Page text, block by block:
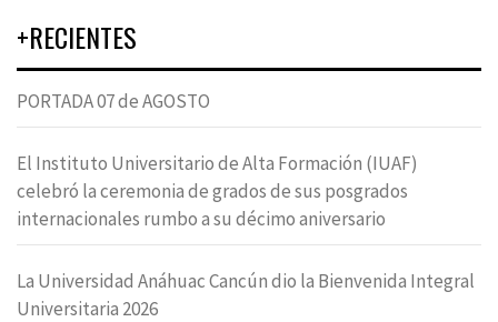
+RECIENTES
PORTADA 07 de AGOSTO
El Instituto Universitario de Alta Formación (IUAF)
celebró la ceremonia de grados de sus posgrados
internacionales rumbo a su décimo aniversario
La Universidad Anáhuac Cancún dio la Bienvenida Integral
Universitaria 2026